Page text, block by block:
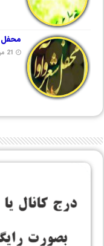
محفل
21 مرداد 1400